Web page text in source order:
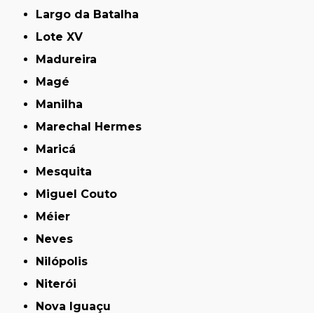
Largo da Batalha
Lote XV
Madureira
Magé
Manilha
Marechal Hermes
Maricá
Mesquita
Miguel Couto
Méier
Neves
Nilópolis
Niterói
Nova Iguaçu